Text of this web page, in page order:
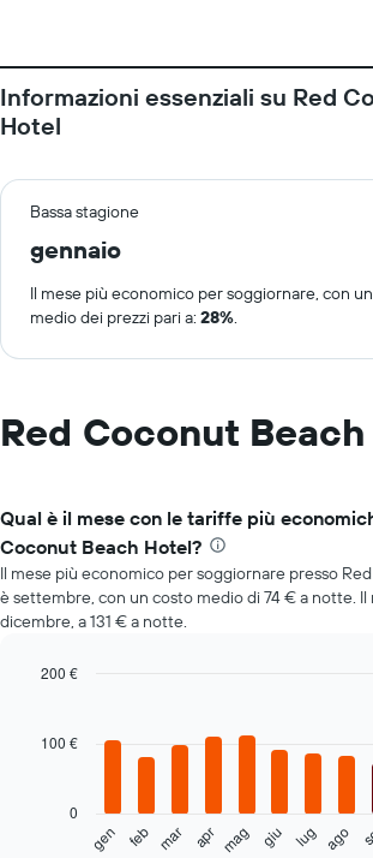
Informazioni essenziali su Red
Hotel
Bassa stagione
gennaio
Il mese più economico per soggiornare, con
medio dei prezzi pari a: 28%.
Red Coconut
Qual è il mese con le tariffe più
Coconut Beach Hotel?
Il mese più economico per soggiornare presso
è settembre, con un costo medio di 74 € a notte. Il
dicembre, a 131 € a notte.
with
seguente
gen feb mar apr mag giu lug ago
0
100 €
200 €